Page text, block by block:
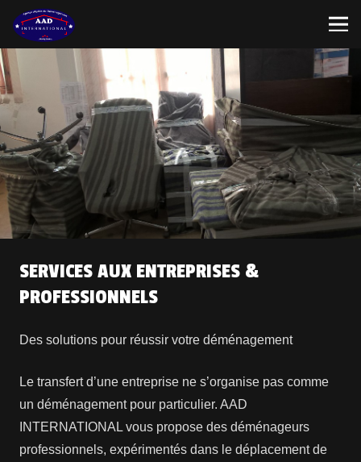
SERVICES AUX ENTREPRISES &
PROFESSIONNELS
Des solutions pour réussir votre déménagement
Le transfert d’une entreprise ne s’organise pas comme
un déménagement pour particulier. AAD
INTERNATIONAL vous propose des déménageurs
professionnels, expérimentés dans le déplacement de